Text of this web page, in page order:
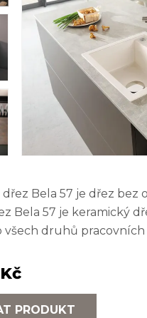
dřez Bela 57 je dřez bez
Bela 57 je keramický
všech druhů pracovních
PRODUKT